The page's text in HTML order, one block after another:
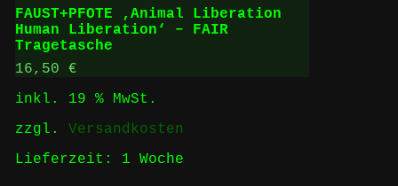
FAUST+PFOTE ‚Animal Liberation
Human Liberation‘ – FAIR
Tragetasche
16,50 €
inkl. 19 % MwSt.
zzgl. Versandkosten
Lieferzeit: 1 Woche